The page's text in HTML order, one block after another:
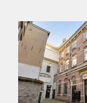
Er is een
Een aparte
Woonkamer met
vide. Hoge
Er is een ruime
wasmachine en